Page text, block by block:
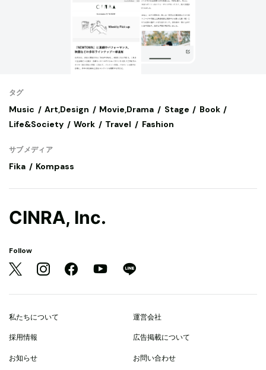
タグ
Music Art,Design Movie,Drama Stage
Book
Life&Society
Work Travel Fashion
サブメディア
Fika Kompass
CINRA, Inc.
Follow
私たちについて 運営会社
採用情報 広告掲載について
お知らせ お問い合わせ